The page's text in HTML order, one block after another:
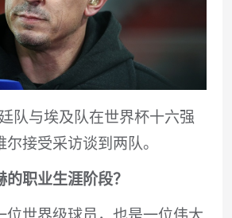
队与埃及队在世界杯十六强
接受采访谈到两队。
职业生涯阶段？